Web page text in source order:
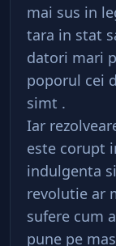
mai sus in
tara in stat
datori mari
poporul cei
simt .
Iar
este corupt
indulgenta
revolutie ar
sufere cum
pune pe